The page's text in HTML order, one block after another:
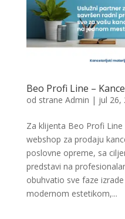
Beo Profi Line –
od strane Admin | jul 26,
Za klijenta Beo Profi
webshop za prodaju
poslovne opreme, sa
predstavi na
obuhvatio sve faze
modernom estetikom,...